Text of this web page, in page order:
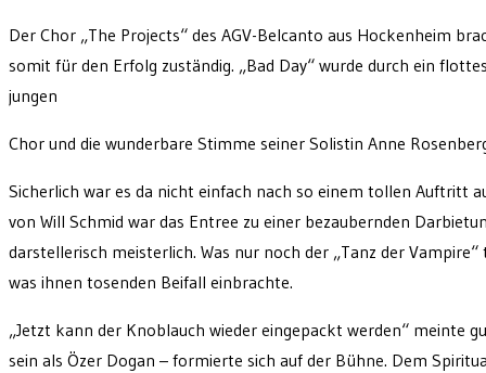
Der Chor „The Projects“ des AGV-Belcanto aus Hockenheim
somit für den Erfolg zuständig. „Bad Day“ wurde durch ein
jungen
Chor und die wunderbare Stimme seiner Solistin Anne
Sicherlich war es da nicht einfach nach so einem tollen Auftritt
von Will Schmid war das Entree zu einer bezaubernden
darstellerisch meisterlich. Was nur noch der „Tanz der
was ihnen tosenden Beifall einbrachte.
„Jetzt kann der Knoblauch wieder eingepackt werden“ meinte
sein als Özer Dogan – formierte sich auf der Bühne. Dem